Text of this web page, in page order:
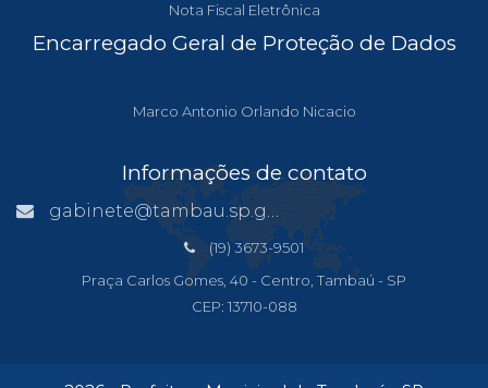
Nota Fiscal Eletrônica
Encarregado Geral de Proteção de Dados
Marco Antonio Orlando Nicacio
Informações de contato
gabinete@tambau.sp.gov.br
(19) 3673-9501
Praça Carlos Gomes, 40 - Centro, Tambaú - SP
CEP: 13710-088